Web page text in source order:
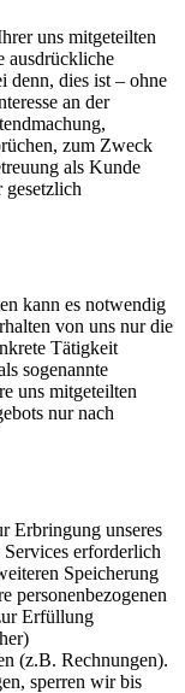
uns mitgeteilten
ausdrückliche
denn, dies ist – ohne
an der
zum Zweck
als Kunde
gesetzlich
kann es notwendig
von uns nur die
Tätigkeit
sogenannte
uns mitgeteilten
nur nach
Erbringung unseres
erforderlich
Speicherung
personenbezogenen
Erfüllung
(z.B. Rechnungen).
sperren wir bis